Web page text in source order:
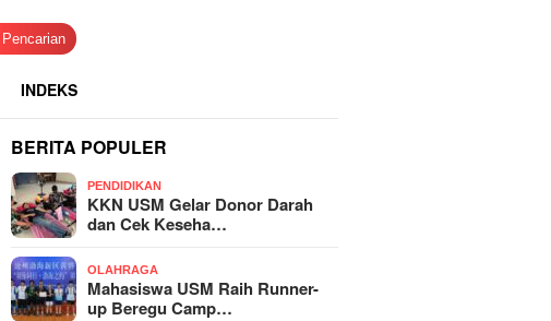
Pencarian
INDEKS
BERITA POPULER
PENDIDIKAN
KKN USM Gelar Donor Darah
dan Cek Keseha…
OLAHRAGA
Mahasiswa USM Raih Runner-
up Beregu Camp…